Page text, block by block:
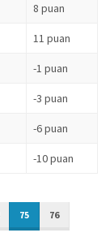
8 puan
11 puan
-1 puan
-3 puan
-6 puan
-10 puan
75 76